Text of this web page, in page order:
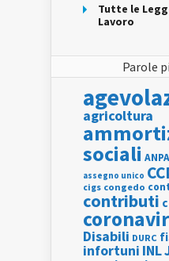
Tutte le
Lavoro
Parole
agricoltura
sociali
assegno unico
cigs congedo
contributi
Disabili DURC
infortuni INL